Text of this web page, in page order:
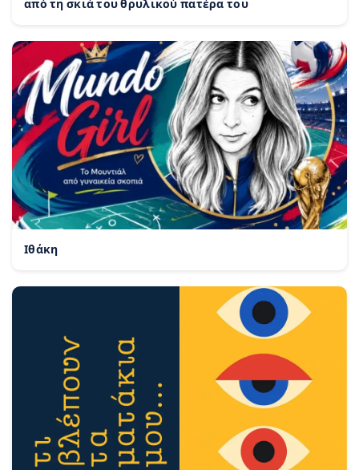
από τη σκιά του θρυλικού πατέρα του
Ιθάκη